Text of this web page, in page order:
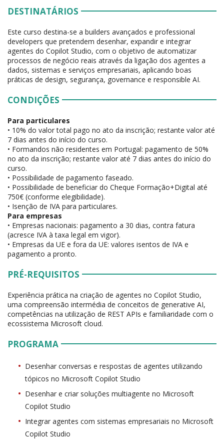
DESTINATÁRIOS
Este curso destina-se a builders avançados e professional
developers que pretendem desenhar, expandir e integrar
agentes do Copilot Studio, com o objetivo de automatizar
processos de negócio reais através da ligação dos agentes a
dados, sistemas e serviços empresariais, aplicando boas
práticas de design, segurança, governance e responsible AI.
CONDIÇÕES
Para particulares
• 10% do valor total pago no ato da inscrição; restante valor até
7 dias antes do início do curso.
• Formandos não residentes em Portugal: pagamento de 50%
no ato da inscrição; restante valor até 7 dias antes do início do
curso.
• Possibilidade de pagamento faseado.
• Possibilidade de beneficiar do Cheque Formação+Digital até
750€ (conforme elegibilidade).
• Isenção de IVA para particulares.
Para empresas
• Empresas nacionais: pagamento a 30 dias, contra fatura
(acresce IVA à taxa legal em vigor).
• Empresas da UE e fora da UE: valores isentos de IVA e
pagamento a pronto.
PRÉ-REQUISITOS
Experiência prática na criação de agentes no Copilot Studio,
uma compreensão intermédia de conceitos de generative AI,
competências na utilização de REST APIs e familiaridade com o
ecossistema Microsoft cloud.
PROGRAMA
Desenhar conversas e respostas de agentes utilizando
tópicos no Microsoft Copilot Studio
Desenhar e criar soluções multiagente no Microsoft
Copilot Studio
Integrar agentes com sistemas empresariais no Microsoft
Copilot Studio